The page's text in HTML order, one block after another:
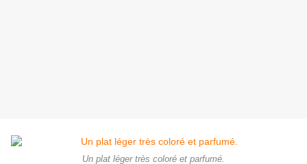
Un plat léger très coloré et parfumé.